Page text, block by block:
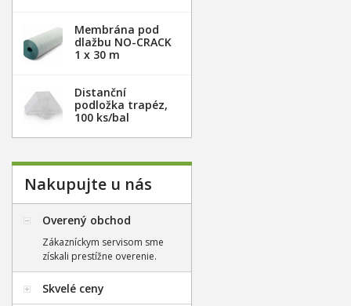
Membrána pod
dlažbu NO-CRACK
1 x 30 m
Distanční
podložka trapéz,
100 ks/bal
Nakupujte u nás
Overený obchod
Zákazníckym servisom sme
získali prestížne overenie.
Skvelé ceny